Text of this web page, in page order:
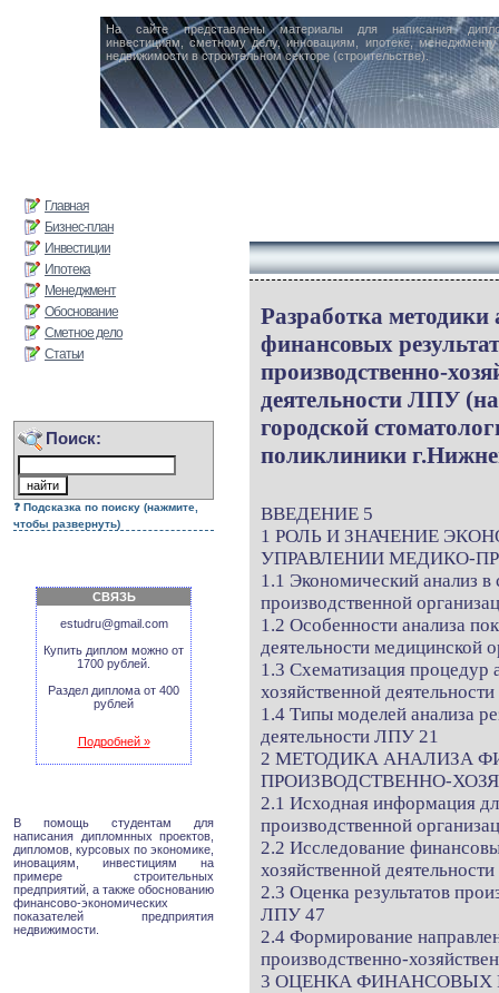
На сайте представлены материалы для написания
инвестициям, сметному делу, инновациям, ипотеке,
недвижимости в строительном секторе (строительстве).
Главная
Бизнес-план
Инвестиции
Ипотека
Менеджмент
Обоснование
Сметное дело
Статьи
Поиск:
Подсказка по поиску (нажмите,
чтобы развернуть)
СВЯЗЬ
estudru@gmail.com
Купить диплом можно от
1700 рублей.
Раздел диплома от 400
рублей
Подробней »
В помощь студентам для
написания дипломнных проектов,
дипломов, курсовых по экономике,
иновациям, инвестициям на
примере строительных
предприятий, а также обоснованию
финансово-экономических
показателей предприятия
недвижимости.
Разработка методики
финансовых
производственно-
деятельности ЛПУ
городской
поликлиники
ВВЕДЕНИЕ 5
1 РОЛЬ И ЗНАЧЕНИЕ
УПРАВЛЕНИИ МЕДИКО-
1.1 Экономический анализ
производственной
1.2 Особенности анализа
деятельности медицинской
1.3 Схематизация процедур
хозяйственной
1.4 Типы моделей анализа
деятельности ЛПУ 21
2 МЕТОДИКА АНАЛИЗА
ПРОИЗВОДСТВЕННО-
2.1 Исходная информация
производственной
2.2 Исследование
хозяйственной
2.3 Оценка результатов
ЛПУ 47
2.4 Формирование
производственно-
3 ОЦЕНКА ФИНАНСОВЫХ